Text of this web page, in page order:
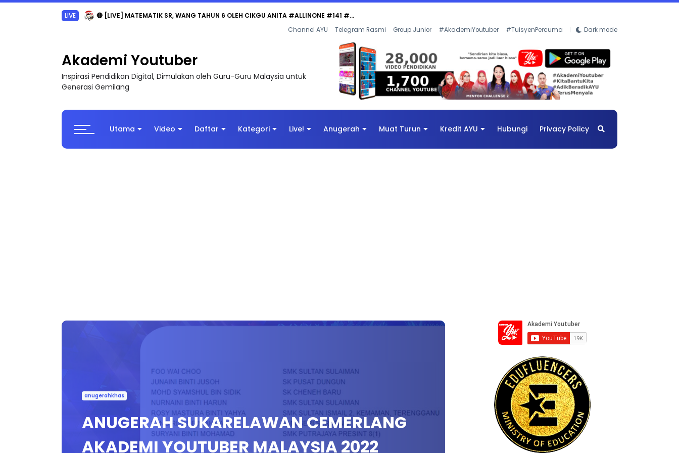
LIVE 🔴 [LIVE] MATEMATIK SR, WANG TAHUN 6 OLEH CIKGU ANITA #ALLINONE #141 #...
Channel AYU Telegram Rasmi Group Junior #AkademiYoutuber #TuisyenPercuma Dark mode
Akademi Youtuber
Inspirasi Pendidikan Digital, Dimulakan oleh Guru-Guru Malaysia untuk
Generasi Gemilang
Utama Video Daftar Kategori Live! Anugerah Muat Turun Kredit AYU Hubungi Privacy Policy
anugerahkhas
ANUGERAH SUKARELAWAN CEMERLANG
AKADEMI YOUTUBER MALAYSIA 2022